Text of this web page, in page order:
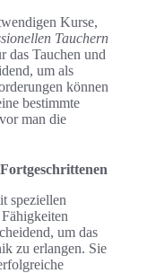
Kurse,
Tauchern
das Tauchen und
um als
können
bestimmte
man die
speziellen
um das
zu erlangen. Sie